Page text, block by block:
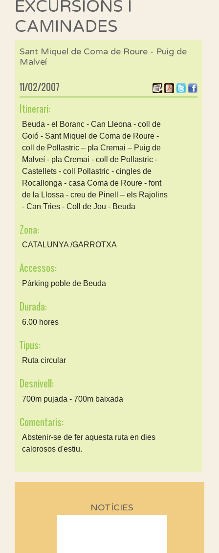
EXCURSIONS I
CAMINADES
Sant Miquel de Coma de Roure - Puig de
Malveí
11/02/2007
Itinerari:
Beuda - el Boranc - Can Lleona - coll de
Goió - Sant Miquel de Coma de Roure -
coll de Pollastric – pla Cremai – Puig de
Malveí - pla Cremai - coll de Pollastric -
Castellets - coll Pollastric - cingles de
Rocallonga - casa Coma de Roure - font
de la Llossa - creu de Pinell – els Rajolins
- Can Tries - Coll de Jou - Beuda
Zona:
CATALUNYA /GARROTXA
Accessos:
Pàrking poble de Beuda
Durada:
6.00 hores
Tipus:
Ruta circular
Desnivell:
700m pujada - 700m baixada
Comentaris:
Abstenir-se de fer aquesta ruta en dies
calorosos d'estiu.
NOTÍCIES